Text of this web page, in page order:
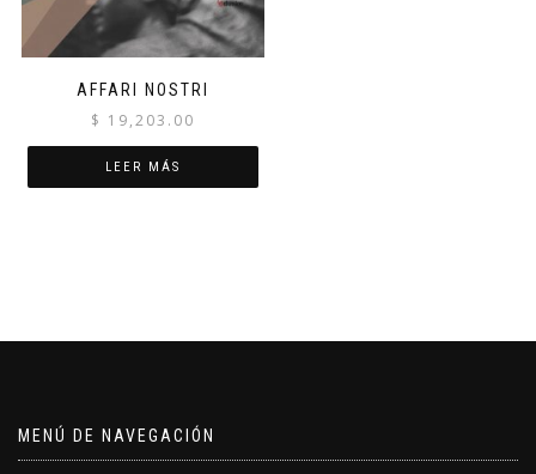
AFFARI NOSTRI
$ 19,203.00
LEER MÁS
MENÚ DE NAVEGACIÓN